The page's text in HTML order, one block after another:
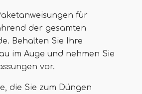
für
der gesamten
Behalten Sie Ihre
im Auge und nehmen Sie
vor.
die Sie zum Düngen